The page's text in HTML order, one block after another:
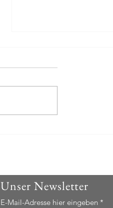
Unser Newsletter
E-Mail-Adresse hier eingeben